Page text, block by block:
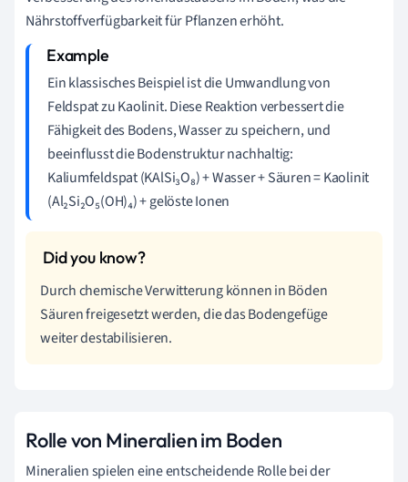
Nährstoffverfügbarkeit für Pflanzen erhöht.
Ein klassisches Beispiel ist die Umwandlung von
Feldspat zu Kaolinit. Diese Reaktion verbessert die
Fähigkeit des Bodens, Wasser zu speichern, und
beeinflusst die Bodenstruktur nachhaltig:
Kaliumfeldspat (KAlSi₃O₈) + Wasser + Säuren = Kaolinit
(Al₂Si₂O₅(OH)₄) + gelöste Ionen
Durch chemische Verwitterung können in Böden
Säuren freigesetzt werden, die das Bodengefüge
weiter destabilisieren.
Rolle von Mineralien im Boden
Mineralien spielen eine entscheidende Rolle bei der